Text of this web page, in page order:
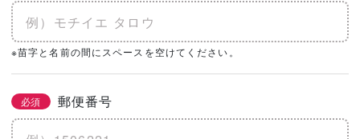
※苗字と名前の間にスペースを空けてください。
必須 郵便番号